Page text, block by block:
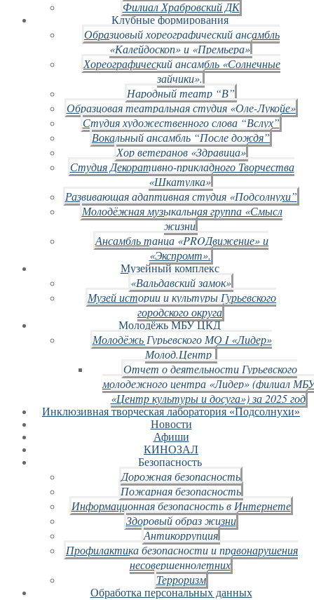
Филиал Храбровский ДК
Клубные формирования
Образцовый хореографический ансамбль
«Калейдоскоп» и «Премьера»
Хореографический ансамбль «Солнечные
зайчики».
Народный театр “В”
Образцовая театральная студия «Оле-Лукойе»
Студия художественного слова “Вслух”
Вокальный ансамбль “После дождя”
Хор ветеранов «Здравица»
Студия Декоративно-прикладного Творчества
«Шкатулка»
Развивающая адаптивная студия «Подсолнухи”
Молодёжная музыкальная группа «Смысл
жизни
Ансамбль танца «PROДвижение» и
«Экспромт».
Музейный комплекс
«Вальдавский замок»
Музей истории и культуры Гурьевского
городского округа
Молодёжь МБУ ЦКД
Молодёжь Гурьевского МО I «Лидер»
Молод.Центр
Отчет о деятельности Гурьевского
молодежного центра «Лидер» (филиал
«Центр культуры и досуга») за 2025 год
Инклюзивная творческая лаборатория «Подсолнухи»
Новости
Афиши
КИНОЗАЛ
Безопасность
Дорожная безопасность
Пожарная безопасность
Информационная безопасность в Интернете
Здоровый образ жизни
Антикоррупция
Профилактика безопасности и правонарушения
несовершеннолетних
Терроризм
Обработка персональных данных